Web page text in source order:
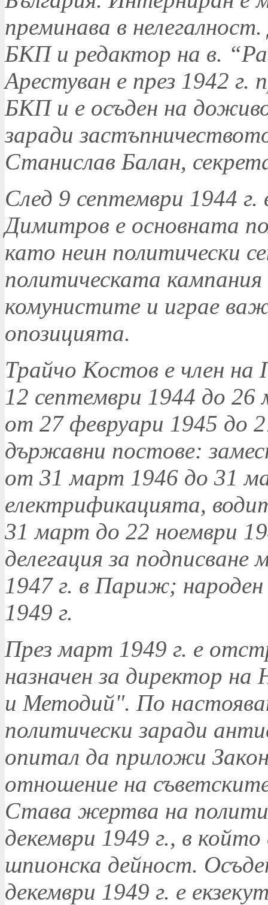
преминава в
БКП и редактор на в.
Арестуван е през 1942 г.
БКП и е осъден на
заради
Станислав Балан,
След 9 септември 1944
Димитров е основната
като неин политически
политическата
комунистите и играе
опозицията.
Трайчо Костов е член
12 септември 1944 до
от 27 февруари 1945 до
държавни постове:
от 31 март 1946 до 31
електрификацията,
31 март до 22 ноември
делегация за
1947 г. в Париж;
1949 г.
През март 1949 г. е
назначен за директор
и Методий". По
политически заради
опитал да приложи
отношение на
Става жертва на
декември 1949 г., в
шпионска дейност.
декември 1949 г. е